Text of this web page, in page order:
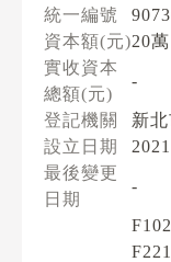
統一編號
資本額(元)20萬
實收資本
總額(元)
-
登記機關
新
設立日期
最後變更
日期
-